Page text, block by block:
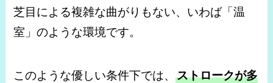
芝目による複雑な曲がりもない、いわば「温
室」のような環境です。
このような優しい条件下では、ストロークが多